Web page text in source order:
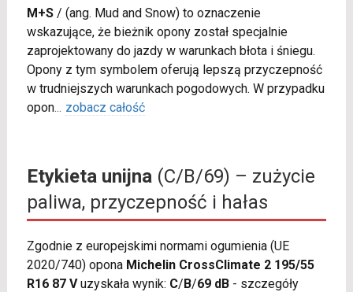
M+S/ (ang. Mud and Snow) to oznaczenie
wskazujące, że bieżnik opony został specjalnie
zaprojektowany do jazdy w warunkach błota i śniegu.
Opony z tym symbolem oferują lepszą przyczepność
w trudniejszych warunkach pogodowych. W przypadku
opon... zobacz całość
Etykieta unijna(C/B/69) – zużycie
paliwa, przyczepność i hałas
Zgodnie z europejskimi normami ogumienia (UE
2020/740) opona Michelin CrossClimate 2 195/55
R16 87 Vuzyskała wynik: C/B/69 dB- szczegóły